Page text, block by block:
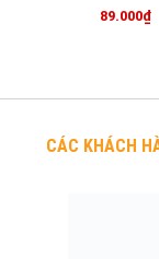
89.000₫
CÁC KHÁCH